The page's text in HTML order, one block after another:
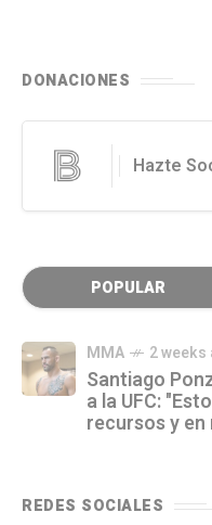
DONACIONES
Hazte
POPULAR
MMA 2 weeks
Santiago
a la UFC:
recursos y en
REDES SOCIALES